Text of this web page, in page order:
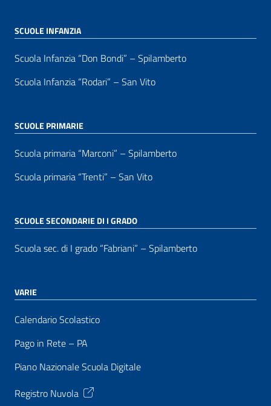
SCUOLE INFANZIA
Scuola Infanzia “Don Bondi” – Spilamberto
Scuola Infanzia “Rodari” – San Vito
SCUOLE PRIMARIE
Scuola primaria “Marconi” – Spilamberto
Scuola primaria “Trenti” – San Vito
SCUOLE SECONDARIE DI I GRADO
Scuola sec. di I grado “Fabriani” – Spilamberto
VARIE
Calendario Scolastico
Pago in Rete – PA
Piano Nazionale Scuola Digitale
Registro Nuvola